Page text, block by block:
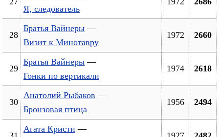
Я, следователь
28
Братья Вайнеры —
Визит к Минотавру
1972 2660
29
Братья Вайнеры —
Гонки по вертикали
1974 2618
30
Анатолий Рыбаков —
Бронзовая птица
1956 2494
Агата Кристи —